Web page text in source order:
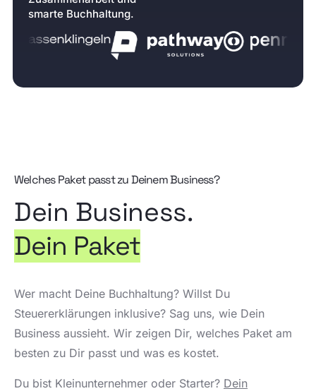
smarte Buchhaltung.
Welches Paket passt zu Deinem Business?
Dein Business.
Dein Paket
Wer macht Deine Buchhaltung? Willst Du
Steuererklärungen inklusive? Sag uns, wie Dein
Business aussieht. Wir zeigen Dir, welches Paket am
besten zu Dir passt und was es kostet.
Du bist Kleinunternehmer oder Starter? Dein